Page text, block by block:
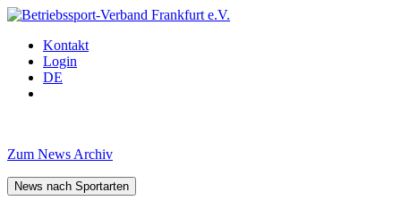
Kontakt
Login
DE
Zum News Archiv
News nach Sportarten